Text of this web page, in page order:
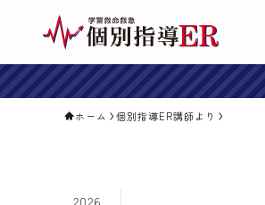
ホーム 個別指導ER講師より
2026